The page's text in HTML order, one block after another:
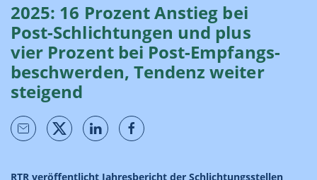
2025: 16 Prozent Anstieg bei
Post-Schlichtungen und plus
vier Prozent bei Post-Empfangs­
beschwerden, Tendenz weiter
steigend
RTR veröffentlicht Jahresbericht der Schlichtungsstellen